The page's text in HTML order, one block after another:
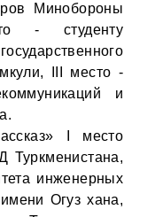
Минобороны
- студенту
III место -
и
I место
Туркменистана,
инженерных
Огуз хана,